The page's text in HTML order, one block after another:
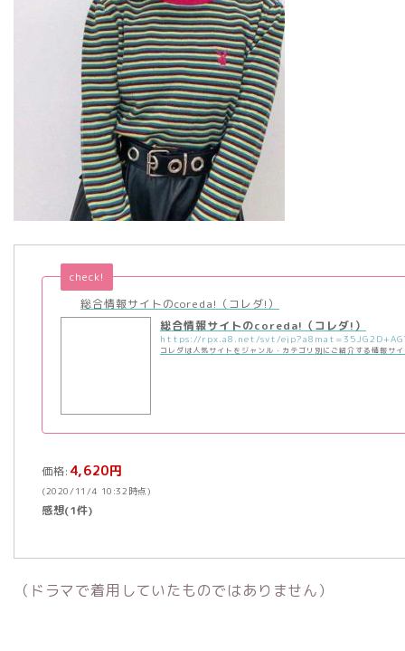
総合情報サイトのcoreda!（コレダ!）
check!
総合情報サイトのcoreda!（コレダ!）
コレダは人気サイトをジャンル・カテゴリ別にご紹介する情報サ
価格: 4,620円
(2020/11/4 10:32時点)
感想(1件)
（ドラマで着用していたものではありません）